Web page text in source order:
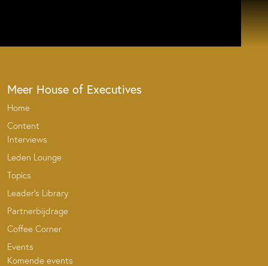
Meer House of Executives
Home
Content
Interviews
Leden Lounge
Topics
Leader’s Library
Partnerbijdrage
Coffee Corner
Events
Komende events